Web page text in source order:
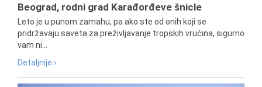
Beograd, rodni grad Karađorđeve šnicle
Leto je u punom zamahu, pa ako ste od onih koji se
pridržavaju saveta za preživljavanje tropskih vrućina, sigurno
vam ni...
Detaljnije ›